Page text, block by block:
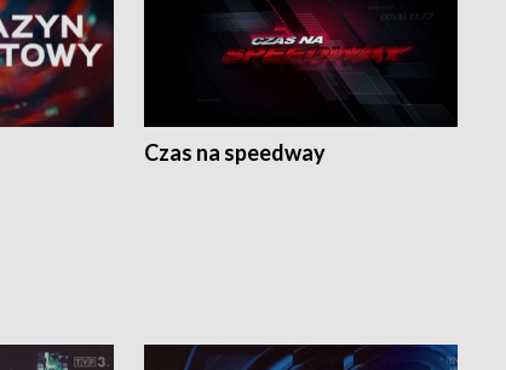
Czas na speedway